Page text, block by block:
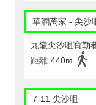
華潤萬家 - 尖沙
九龍尖沙咀寶勒
距離 440m
7-11 尖沙咀